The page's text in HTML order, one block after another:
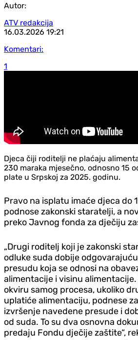
Autor:
ATV redakcija
16.03.2026 19:21
Komentari:
1
Djeca čiji roditelji ne plaćaju
230 maraka mjesečno, odnosno 15
plate u Srpskoj za 2025. godinu.
Pravo na isplatu imaće djeca do
podnose zakonski staratelji, a
preko Javnog fonda za dječiju
„Drugi roditelj koji je zakonski
odluke suda dobije
presudu koja se odnosi na
alimentacije i visinu
okviru samog procesa, ukoliko
uplatiće alimentaciju, podnese
izvršenje navedene presude i
od suda. To su dva osnovna
predaju Fondu dječije zaštite“,